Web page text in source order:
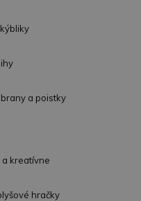
a poistky
a kreatívne
hračky